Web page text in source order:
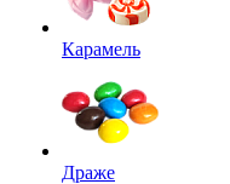
Карамель
Драже